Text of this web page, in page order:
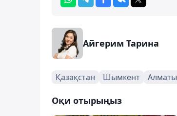
Айгерим Тарина
Қазақстан Шымкент Алматы
Оқи отырыңыз